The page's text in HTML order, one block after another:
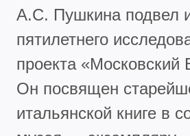
А.С. Пушкина подвел
пятилетнего
проекта «Московский
Он посвящен
итальянской книге в